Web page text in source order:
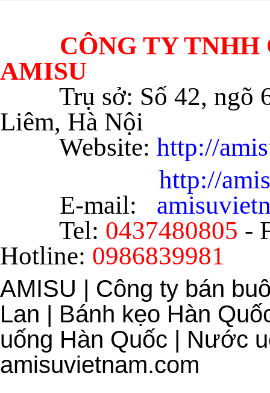
CÔNG TY TNHH
AMISU
Trụ sở: Số 42, ngõ
Liêm, Hà Nội
Website: http://
http://
E-mail:
Tel: 0437480805 -
Hotline: 0986839981
AMISU | Công ty bán
Lan | Bánh kẹo Hàn
uống Hàn Quốc | Nước
amisuvietnam.com